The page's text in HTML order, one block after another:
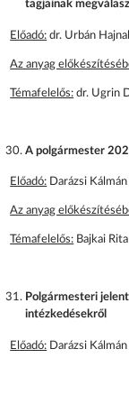
tagjainak
Előadó: dr. Urbán
Az anyag
Témafelelős: dr. Ugrin
A polgármester
Előadó: Darázsi
Az anyag
Témafelelős: Bajkai
Polgármesteri
intézkedésekről
Előadó: Darázsi